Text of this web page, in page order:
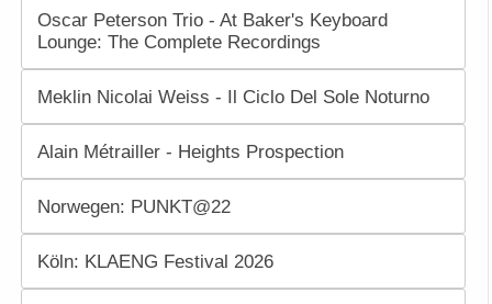
Oscar Peterson Trio - At Baker's Keyboard
Lounge: The Complete Recordings
Meklin Nicolai Weiss - Il Ciclo Del Sole Noturno
Alain Métrailler - Heights Prospection
Norwegen: PUNKT@22
Köln: KLAENG Festival 2026